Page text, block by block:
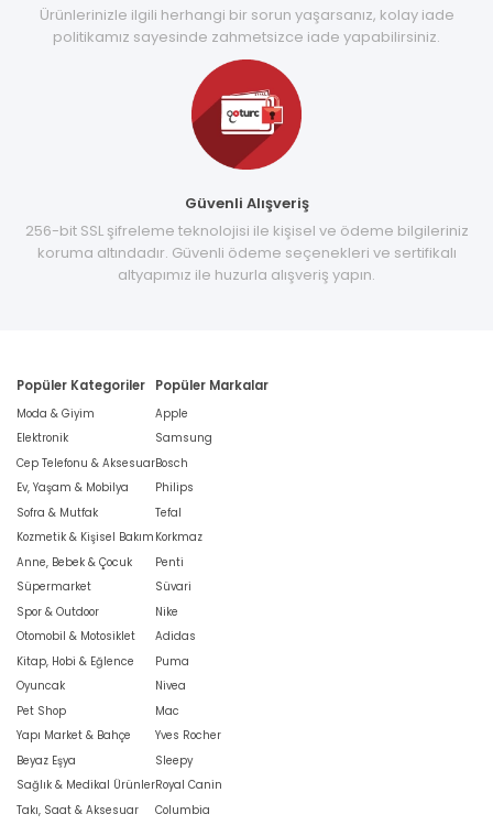
Ürünlerinizle ilgili herhangi bir sorun yaşarsanız, kolay iade
politikamız sayesinde zahmetsizce iade yapabilirsiniz.
Güvenli Alışveriş
256-bit SSL şifreleme teknolojisi ile kişisel ve ödeme bilgileriniz
koruma altındadır. Güvenli ödeme seçenekleri ve sertifikalı
altyapımız ile huzurla alışveriş yapın.
Popüler Kategoriler
Moda & Giyim
Elektronik
Cep Telefonu & Aksesuar
Ev, Yaşam & Mobilya
Sofra & Mutfak
Kozmetik & Kişisel Bakım
Anne, Bebek & Çocuk
Süpermarket
Spor & Outdoor
Otomobil & Motosiklet
Kitap, Hobi & Eğlence
Oyuncak
Pet Shop
Yapı Market & Bahçe
Beyaz Eşya
Sağlık & Medikal Ürünler
Takı, Saat & Aksesuar
Popüler Markalar
Apple
Samsung
Bosch
Philips
Tefal
Korkmaz
Penti
Süvari
Nike
Adidas
Puma
Nivea
Mac
Yves Rocher
Sleepy
Royal Canin
Columbia